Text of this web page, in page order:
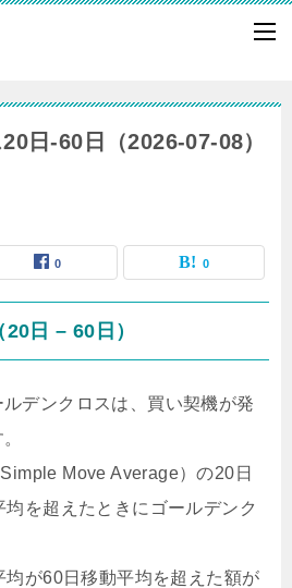
日-60日（2026-07-08）
0 0
日 – 60日）
デンクロスは、買い契機が発
Move Average）の20日
を超えたときにゴールデンク
均が60日移動平均を超えた額が